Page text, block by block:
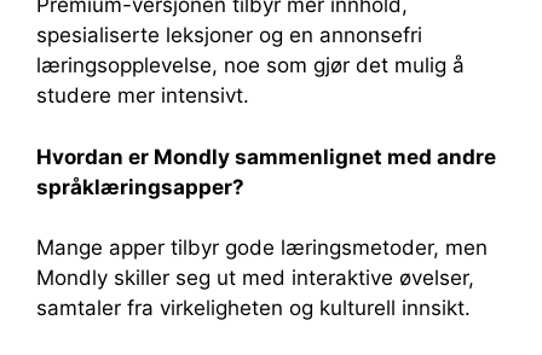
Premium-versjonen tilbyr mer innhold,
spesialiserte leksjoner og en annonsefri
læringsopplevelse, noe som gjør det mulig å
studere mer intensivt.
Hvordan er Mondly sammenlignet med andre
språklæringsapper?
Mange apper tilbyr gode læringsmetoder, men
Mondly skiller seg ut med interaktive øvelser,
samtaler fra virkeligheten og kulturell innsikt.